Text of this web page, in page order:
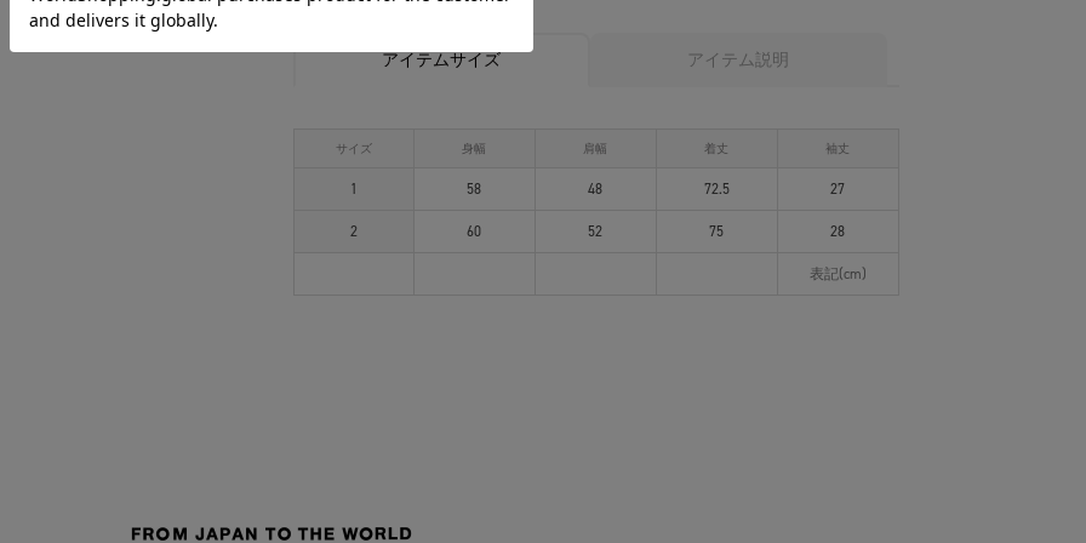
アイテムサイズ アイテム説明
サイズ 身幅 肩幅 着丈 袖丈
1 58 48 72.5 27
2 60 52 75 28
表記(cm)